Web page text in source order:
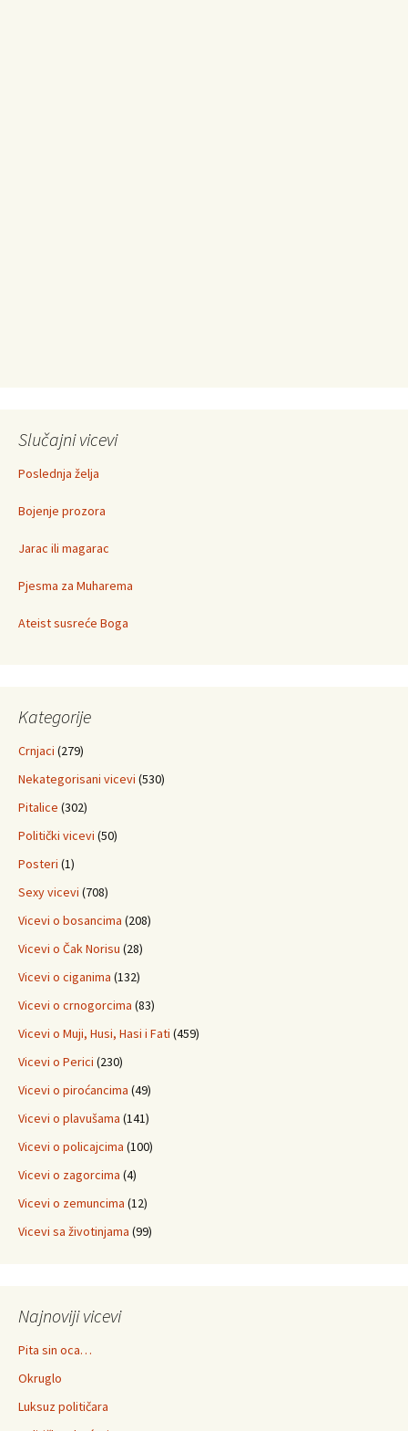
Slučajni vicevi
Poslednja želja
Bojenje prozora
Jarac ili magarac
Pjesma za Muharema
Ateist susreće Boga
Kategorije
Crnjaci (279)
Nekategorisani vicevi (530)
Pitalice (302)
Politički vicevi (50)
Posteri (1)
Sexy vicevi (708)
Vicevi o bosancima (208)
Vicevi o Čak Norisu (28)
Vicevi o ciganima (132)
Vicevi o crnogorcima (83)
Vicevi o Muji, Husi, Hasi i Fati (459)
Vicevi o Perici (230)
Vicevi o piroćancima (49)
Vicevi o plavušama (141)
Vicevi o policajcima (100)
Vicevi o zagorcima (4)
Vicevi o zemuncima (12)
Vicevi sa životinjama (99)
Najnoviji vicevi
Pita sin oca…
Okruglo
Luksuz političara